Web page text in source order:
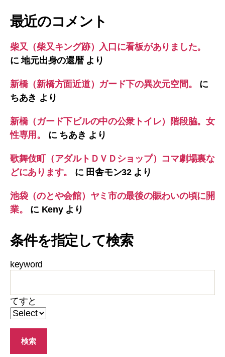
最近のコメント
柴又（柴又キング跡）入口に看板がありました。
に地元出身の還暦より
新橋（新橋方面近道）ガード下の異次元空間。
に
ちあき より
新橋（ガード下ビルの中の公衆トイレ）階段脇。女
性専用。
に ちあき より
歌舞伎町（アダルトＤＶＤショップ）コマ劇場裏な
どにあります。
に 田舎モン32より
池袋（のとや会館）ヤミ市の最後の賑わいの頃に開
業。
に Kenyより
条件を指定して検索
keyword
てすと